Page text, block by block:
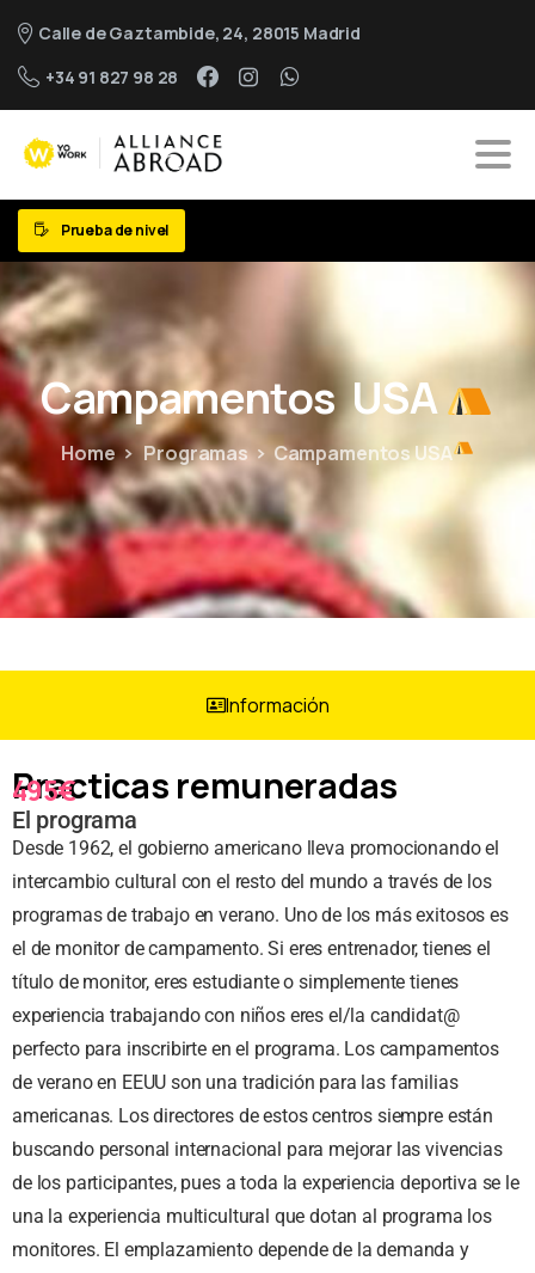
Calle de Gaztambide, 24, 28015 Madrid
+34 91 827 98 28
Prueba de nivel
Campamentos USA
Home Programas Campamentos USA
Información
Practicas remuneradas
495€
El programa
Desde 1962, el gobierno americano lleva promocionando el
intercambio cultural con el resto del mundo a través de los
programas de trabajo en verano. Uno de los más exitosos es
el de monitor de campamento. Si eres entrenador, tienes el
título de monitor, eres estudiante o simplemente tienes
experiencia trabajando con niños eres el/la candidat@
perfecto para inscribirte en el programa. Los campamentos
de verano en EEUU son una tradición para las familias
americanas. Los directores de estos centros siempre están
buscando personal internacional para mejorar las vivencias
de los participantes, pues a toda la experiencia deportiva se le
una la experiencia multicultural que dotan al programa los
monitores. El emplazamiento depende de la demanda y